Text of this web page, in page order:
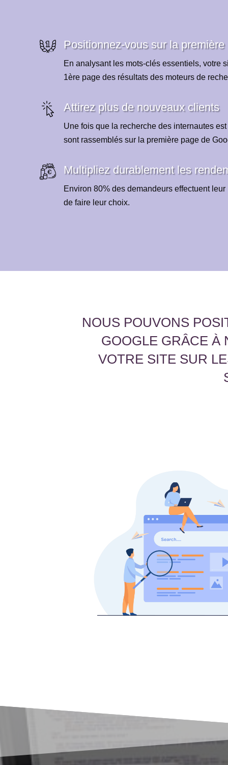
Positionnez-vous sur la première
En analysant les mots-clés essentiels, votre
1ère page des résultats des moteurs de
Attirez plus de nouveaux clients
Une fois que la recherche des internautes
sont rassemblés sur la première page de
Multipliez durablement les
Environ 80% des demandeurs effectuent
de faire leur choix.
NOUS POUVONS
GOOGLE GRÂCE À
VOTRE SITE SUR